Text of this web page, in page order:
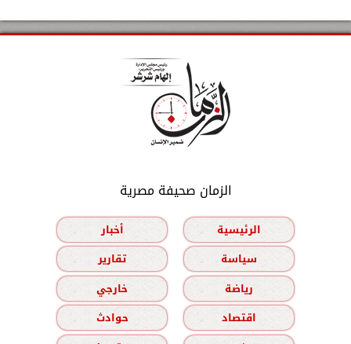
الزمان صحيفة مصرية
الرئيسية
أخبار
سياسة
تقارير
رياضة
خارجي
اقتصاد
حوادث